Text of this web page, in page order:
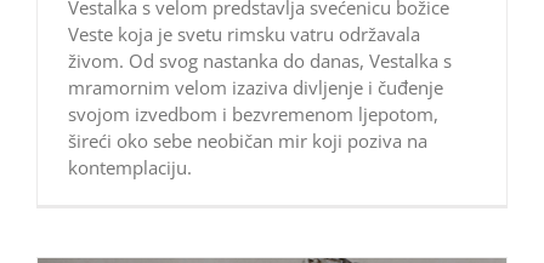
Vestalka s velom predstavlja svećenicu božice
Veste koja je svetu rimsku vatru održavala
živom. Od svog nastanka do danas, Vestalka s
mramornim velom izaziva divljenje i čuđenje
svojom izvedbom i bezvremenom ljepotom,
šireći oko sebe neobičan mir koji poziva na
kontemplaciju.